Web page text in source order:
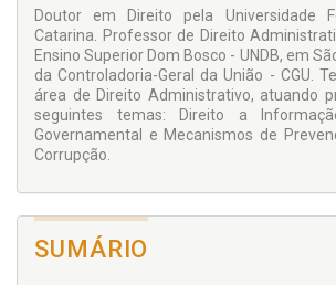
Doutor em Direito pela Universidade
Catarina. Professor de Direito
Ensino Superior Dom Bosco - UNDB, em
da Controladoria-Geral da União - CGU.
área de Direito Administrativo, atuando
seguintes temas: Direito a
Governamental e Mecanismos de
Corrupção.
SUMÁRIO